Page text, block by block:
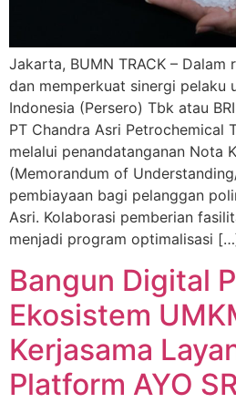
Jakarta, BUMN TRACK – Dalam
dan memperkuat sinergi pelaku
Indonesia (Persero) Tbk atau
PT Chandra Asri Petrochemical
melalui penandatanganan Nota
(Memorandum of
pembiayaan bagi pelanggan
Asri. Kolaborasi pemberian
menjadi program optimalisasi
Bangun Digital
Ekosistem
Kerjasama
Platform AYO